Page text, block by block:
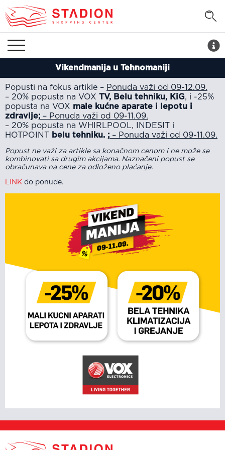
Vikendmanija u Tehnomaniji
Popusti na fokus artikle – Ponuda važi od 09-12.09.
– 20% popusta na VOX TV, Belu tehniku, KiG, i -25%
popusta na VOX male kućne aparate i lepotu i
zdravlje; – Ponuda važi od 09-11.09.
– 20% popusta na WHIRLPOOL, INDESIT i
HOTPOINT belu tehniku. ; – Ponuda važi od 09-11.09.
Popust ne važi za artikle sa konačnom cenom i ne može se
kombinovati sa drugim akcijama. Naznačeni popust se
obračunava na cene za odloženo plaćanje.
LINK do ponude.